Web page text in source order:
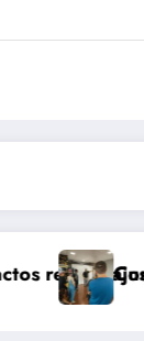
Balcões